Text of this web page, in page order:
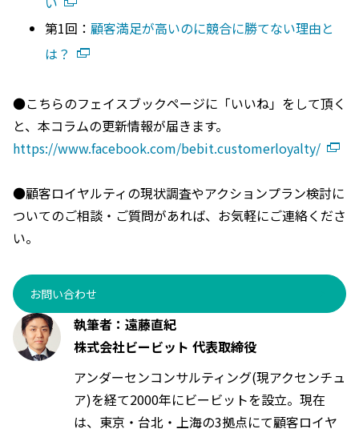
第1回： 顧客満足が高いのに競合に勝てない理由と
は？
●こちらのフェイスブックページに「いいね」をして頂く
と、本コラムの更新情報が届きます。
https://www.facebook.com/bebit.customerloyalty/
●顧客ロイヤルティの現状調査やアクションプラン検討に
ついてのご相談・ご質問があれば、お気軽にご連絡くださ
い。
お問い合わせ
執筆者：遠藤直紀
株式会社ビービット 代表取締役
アンダーセンコンサルティング(現アクセンチュ
ア)を経て2000年にビービットを設立。現在
は、東京・台北・上海の3拠点にて顧客ロイヤ